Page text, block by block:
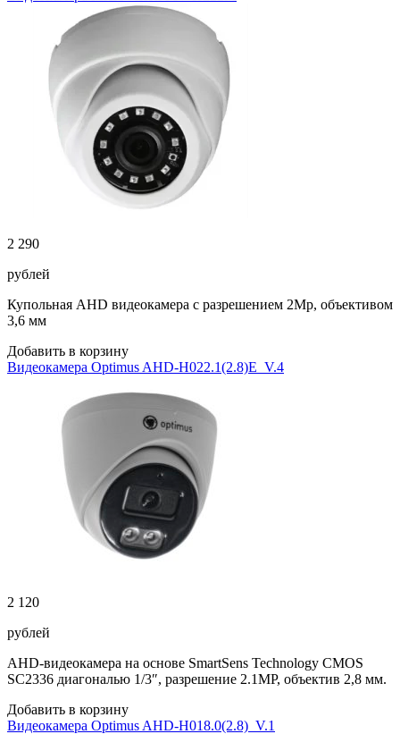
2 290
рублей
Купольная AHD видеокамера с разрешением 2Мр, объективом
3,6 мм
Добавить в корзину
Видеокамера Optimus AHD-H022.1(2.8)E_V.4
2 120
рублей
AHD-видеокамера на основе SmartSens Technology CMOS
SC2336 диагональю 1/3″, разрешение 2.1MP, объектив 2,8 мм.
Добавить в корзину
Видеокамера Optimus AHD-H018.0(2.8)_V.1